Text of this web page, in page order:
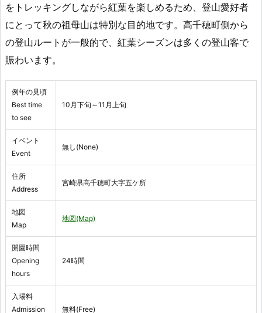
をトレッキングしながら紅葉を楽しめるため、登山愛好者
にとって秋の祖母山は特別な目的地です。高千穂町側から
の登山ルートが一般的で、紅葉シーズンは多くの登山客で
賑わいます。
例年の見頃
Best time
to see
10月下旬～11月上旬
イベント
Event
無し(None)
住所
Address
宮崎県高千穂町大字五ケ所
地図
Map
地図(Map)
開園時間
Opening
hours
24時間
入場料
Admission
無料(Free)